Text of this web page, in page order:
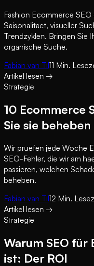
Fashion Ecommerce
Saisonalitaet, visueller
Trendzyklen. Bringen Sie
organische Suche.
Fabian van Til11 Min.
Artikel lesen →
Strategie
10 Ecommerce
Sie sie beheben
Wir pruefen jede Woche
SEO-Fehler, die wir am
passieren, welchen
beheben.
Fabian van Til12 Min.
Artikel lesen →
Strategie
Warum SEO
ist: Der ROI